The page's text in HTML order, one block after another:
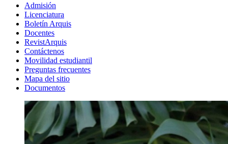
Admisión
Licenciatura
Boletín Arquis
Docentes
RevistArquis
Contáctenos
Movilidad estudiantil
Preguntas frecuentes
Mapa del sitio
Documentos